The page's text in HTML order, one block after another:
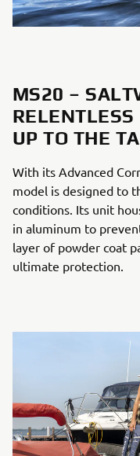
MS20 –
RELENTLESS
UP TO THE
With its Advanced
model is designed to
conditions. Its unit
in aluminum to
layer of powder coat
ultimate protection.